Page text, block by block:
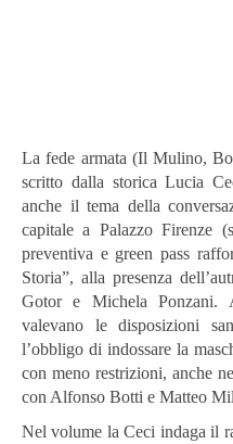
La fede armata (Il Mulino,
scritto dalla storica Lucia
anche il tema della
capitale a Palazzo Firenze
preventiva e green pass
Storia”, alla presenza
Gotor e Michela Ponzani.
valevano le disposizioni
l’obbligo di indossare la
con meno restrizioni, anche
con Alfonso Botti e Matteo
Nel volume la Ceci indaga il